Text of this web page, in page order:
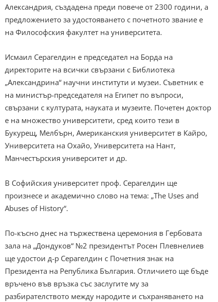
Александрия, създадена преди повече от 2300 години, а
предложението за удостояването с почетното звание е
на Философския факултет на университета.
Исмаил Серагелдин е председател на Борда на
директорите на всички свързани с Библиотека
„Александрина“ научни институти и музеи. Съветник е
на министър-председателя на Египет по въпроси,
свързани с културата, науката и музеите. Почетен доктор
е на множество университети, сред които тези в
Букурещ, Мелбърн, Американския университет в Кайро,
Университета на Охайо, Университета на Нант,
Манчестърския университет и др.
В Софийския университет проф. Серагелдин ще
произнесе и академично слово на тема: „The Uses and
Abuses of History“.
По-късно днес на тържествена церемония в Гербовата
зала на „Дондуков“ №2 президентът Росен Плевнелиев
ще удостои д-р Серагелдин с Почетния знак на
Президента на Република България. Отличието ще бъде
връчено във връзка със заслугите му за
разбирателството между народите и съхраняването на